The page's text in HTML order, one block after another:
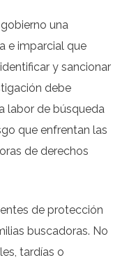
una
e imparcial que
y sancionar
debe
labor de búsqueda
que enfrentan las
de derechos
de protección
buscadoras. No
tardías o